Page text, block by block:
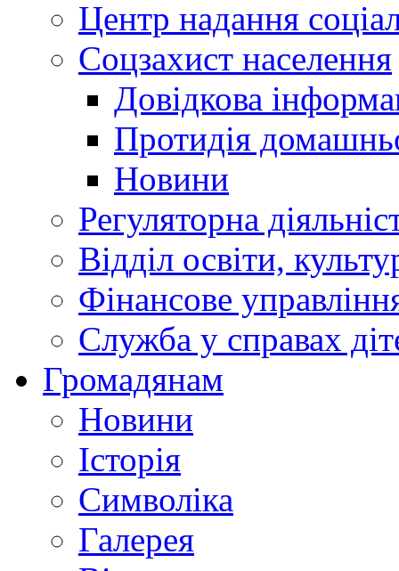
Центр надання
Соцзахист населення
Довідкова
Протидія
Новини
Регуляторна
Відділ освіти,
Фінансове
Служба у справах
Громадянам
Новини
Історія
Символіка
Галерея